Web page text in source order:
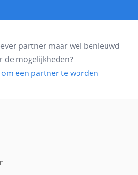
partner maar wel benieuwd
de mogelijkheden?
een partner te worden